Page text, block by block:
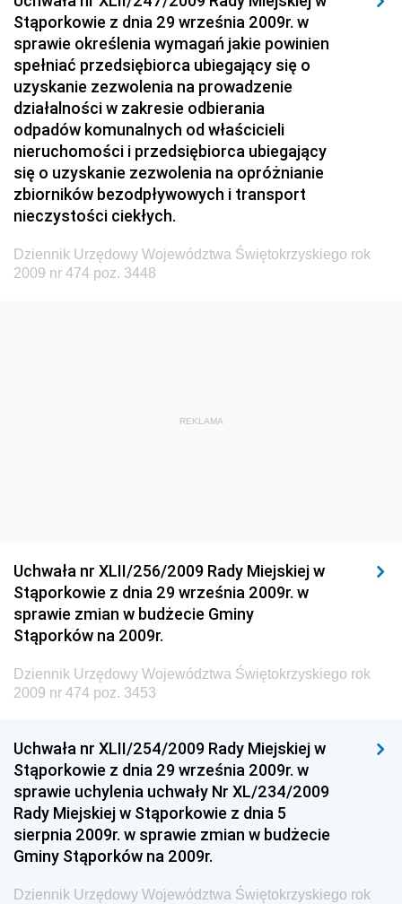
Przemysłu Maszynowego
Dziennik Urzędowy Ministerstwa Zdrowia i Opieki
Społecznej
Dziennik Urzędowy Ministerstwa Rolnictwa, Leśnictwa
i Gospodarki Żywnościowej
Dziennik Urzędowy Ministra Spraw Wewnętrznych
Dziennik Urzędowy Ministra Transportu, Budownictwa
i Gospodarki Morskiej
Dziennik Urzędowy Ministra Administracji i Cyfryzacji
Dziennik Urzędowy Głównego Inspektora Ochrony
Dziennik Urzędowy Ministra Budownictwa i Przemysłu
Środowiska
Dziennik Urzędowy Ministerstwa Administracji,
Gospodarki Terenowej i Ochrony Środowiska
Gospodarki Przestrzennej
Dziennik Urzędowy Ministerstwa Przemysłu
Chemicznego i Lekkiego
Dziennik Urzędowy Ministerstwa Rolnictwa i
Gospodarki Żywnościowej
Społecznej
Stąporkowie z dnia 29 września 2009r. w
sprawie określenia wymagań jakie powinien
spełniać przedsiębiorca ubiegający się o
uzyskanie zezwolenia na prowadzenie
działalności w zakresie odbierania
odpadów komunalnych od właścicieli
nieruchomości i przedsiębiorca ubiegający
się o uzyskanie zezwolenia na opróżnianie
zbiorników bezodpływowych i transport
nieczystości ciekłych.
Dziennik Urzędowy Województwa Świętokrzyskiego rok
2009 nr 474 poz. 3448
REKLAMA
Uchwała nr XLII/256/2009 Rady Miejskiej w
Stąporkowie z dnia 29 września 2009r. w
sprawie zmian w budżecie Gminy
Stąporków na 2009r.
Dziennik Urzędowy Województwa Świętokrzyskiego rok
2009 nr 474 poz. 3453
Uchwała nr XLII/254/2009 Rady Miejskiej w
Stąporkowie z dnia 29 września 2009r. w
sprawie uchylenia uchwały Nr XL/234/2009
Rady Miejskiej w Stąporkowie z dnia 5
sierpnia 2009r. w sprawie zmian w budżecie
Gminy Stąporków na 2009r.
Dziennik Urzędowy Województwa Świętokrzyskiego rok